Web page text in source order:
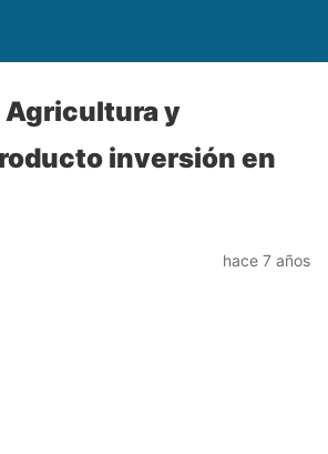
Agricultura y
inversión en
hace 7 años